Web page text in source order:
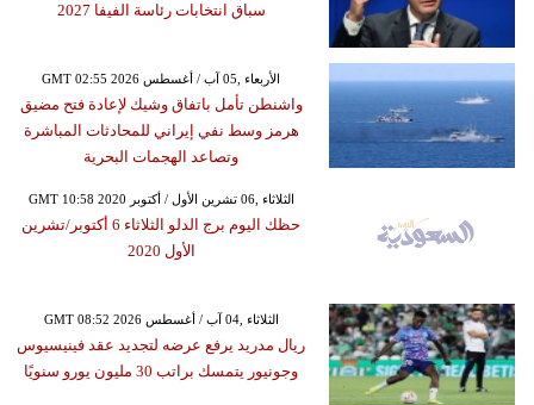
سباق انتخابات رئاسة الفيفا 2027
GMT 02:55 2026 الأربعاء ,05 آب / أغسطس
واشنطن تأمل باتفاق وشيك لإعادة فتح مضيق
هرمز وسط نفي إيراني للمحادثات المباشرة
وتصاعد الهجمات البحرية
GMT 10:58 2020 الثلاثاء ,06 تشرين الأول / أكتوبر
حظك اليوم برج الدلو الثلاثاء 6 أكتوبر/تشرين
الأول 2020
GMT 08:52 2026 الثلاثاء ,04 آب / أغسطس
ريال مدريد يرفع عرضه لتجديد عقد فينيسيوس
وجونيور يتمسك براتب 30 مليون يورو سنويًا